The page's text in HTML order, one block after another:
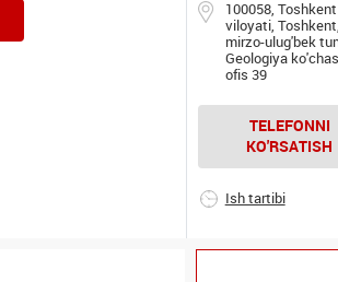
100058, Toshkent
viloyati, Toshkent,
mirzo-ulug'bek
Geologiya
ofis 39
TELEFONNI
KO'RSATISH
Ish tartibi